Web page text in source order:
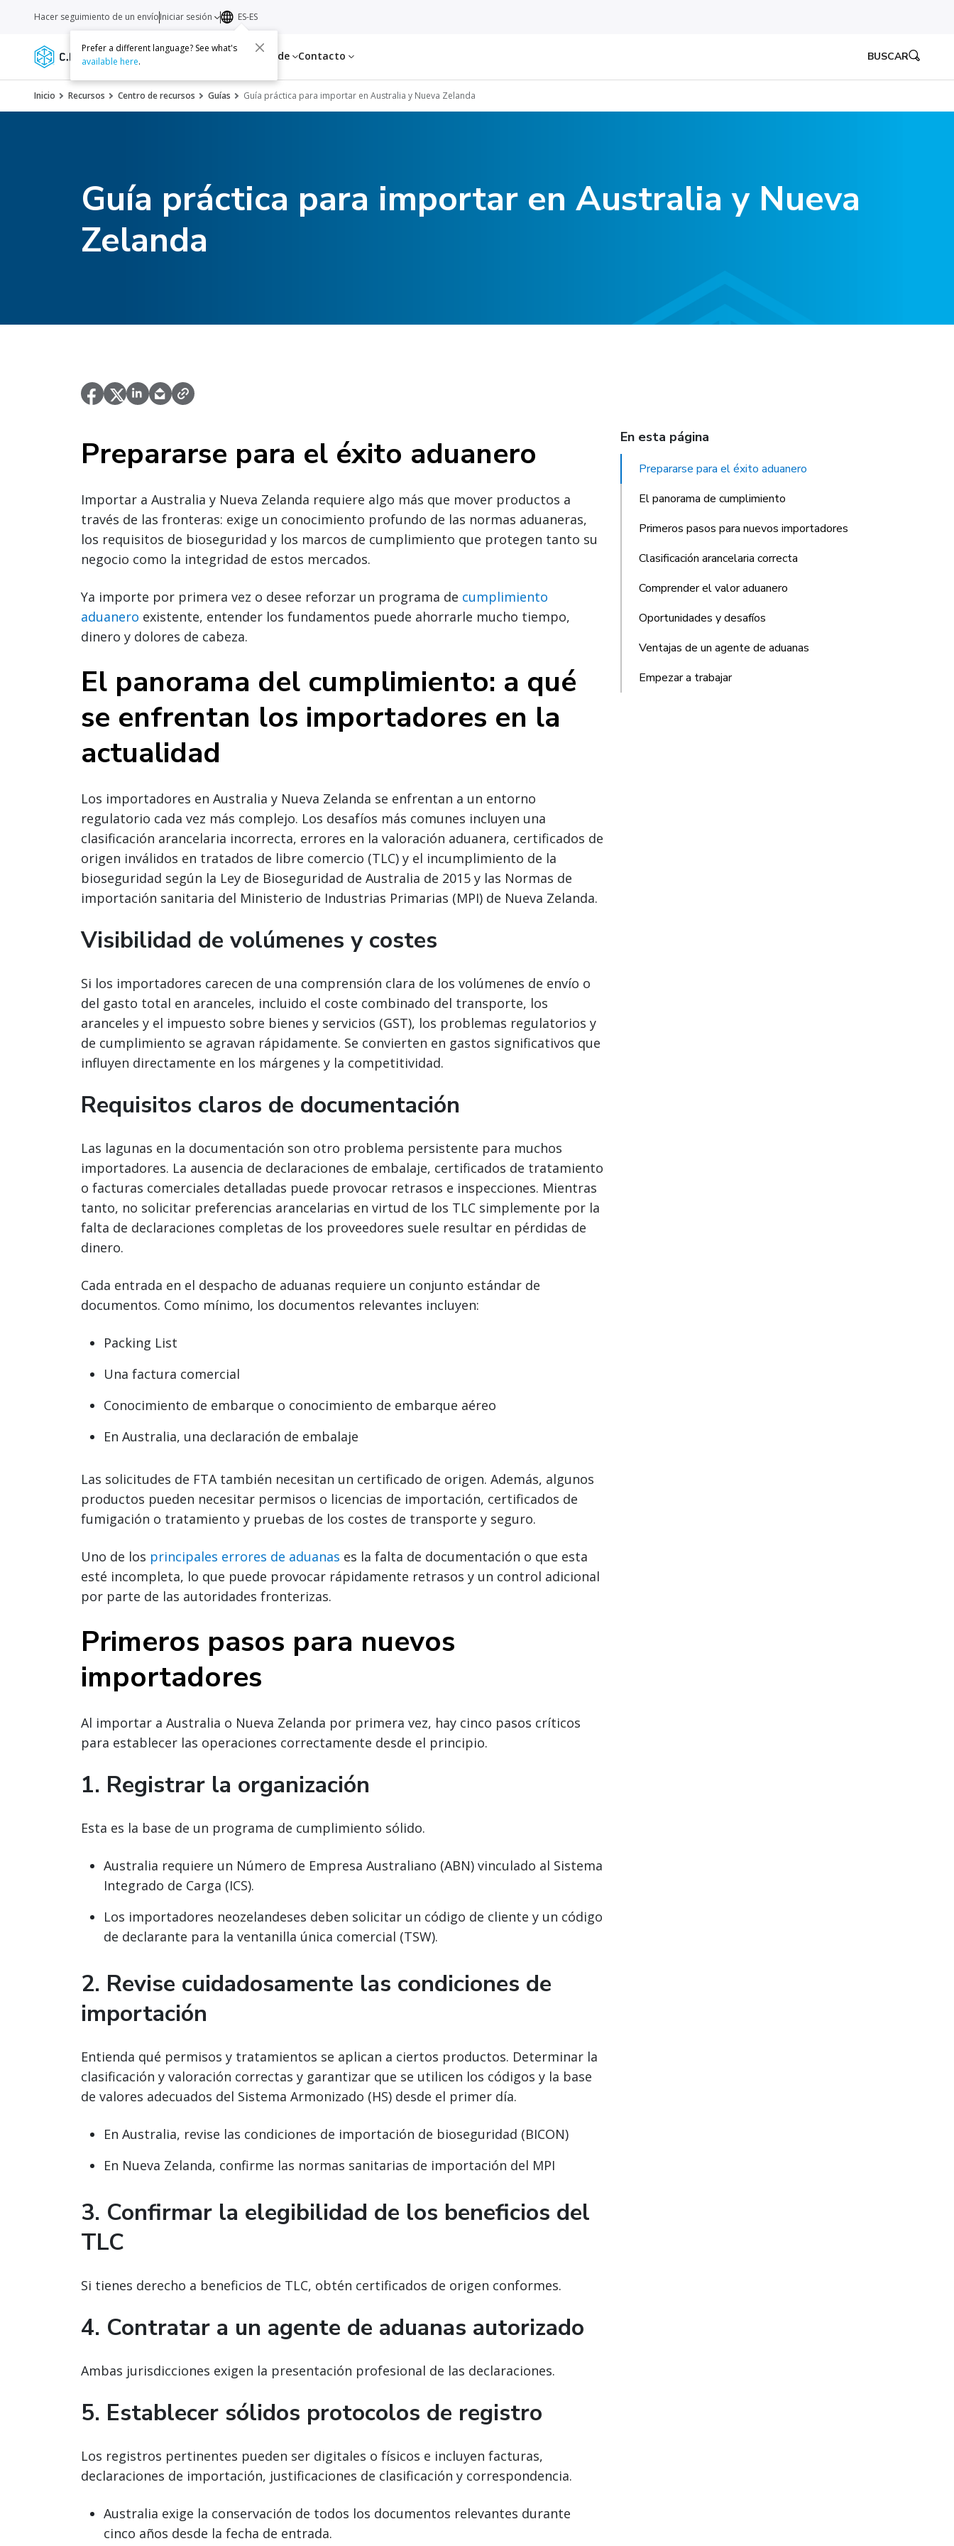
Servicios Recursos Acerca de Contacto
Hacer seguimiento de un envíoIniciar sesión ES-ES
Prefer a different language? See what's
available here. BUSCAR
Inicio Recursos Centro de recursos Guías Guía práctica para importar en Australia y Nueva Zelanda
Guía práctica para importar en Australia y Nueva
Zelanda
Prepararse para el éxito aduanero
Importar a Australia y Nueva Zelanda requiere algo más que mover productos a
través de las fronteras: exige un conocimiento profundo de las normas aduaneras,
los requisitos de bioseguridad y los marcos de cumplimiento que protegen tanto su
negocio como la integridad de estos mercados.
Ya importe por primera vez o desee reforzar un programa de cumplimiento
aduanero existente, entender los fundamentos puede ahorrarle mucho tiempo,
dinero y dolores de cabeza.
El panorama del cumplimiento: a qué
se enfrentan los importadores en la
actualidad
Los importadores en Australia y Nueva Zelanda se enfrentan a un entorno
regulatorio cada vez más complejo. Los desafíos más comunes incluyen una
clasificación arancelaria incorrecta, errores en la valoración aduanera, certificados de
origen inválidos en tratados de libre comercio (TLC) y el incumplimiento de la
bioseguridad según la Ley de Bioseguridad de Australia de 2015 y las Normas de
importación sanitaria del Ministerio de Industrias Primarias (MPI) de Nueva Zelanda.
Visibilidad de volúmenes y costes
Si los importadores carecen de una comprensión clara de los volúmenes de envío o
del gasto total en aranceles, incluido el coste combinado del transporte, los
aranceles y el impuesto sobre bienes y servicios (GST), los problemas regulatorios y
de cumplimiento se agravan rápidamente. Se convierten en gastos significativos que
influyen directamente en los márgenes y la competitividad.
Requisitos claros de documentación
Las lagunas en la documentación son otro problema persistente para muchos
importadores. La ausencia de declaraciones de embalaje, certificados de tratamiento
o facturas comerciales detalladas puede provocar retrasos e inspecciones. Mientras
tanto, no solicitar preferencias arancelarias en virtud de los TLC simplemente por la
falta de declaraciones completas de los proveedores suele resultar en pérdidas de
dinero.
Cada entrada en el despacho de aduanas requiere un conjunto estándar de
documentos. Como mínimo, los documentos relevantes incluyen:
Packing List
Una factura comercial
Conocimiento de embarque o conocimiento de embarque aéreo
En Australia, una declaración de embalaje
Las solicitudes de FTA también necesitan un certificado de origen. Además, algunos
productos pueden necesitar permisos o licencias de importación, certificados de
fumigación o tratamiento y pruebas de los costes de transporte y seguro.
Uno de los principales errores de aduanas es la falta de documentación o que esta
esté incompleta, lo que puede provocar rápidamente retrasos y un control adicional
por parte de las autoridades fronterizas.
Primeros pasos para nuevos
importadores
Al importar a Australia o Nueva Zelanda por primera vez, hay cinco pasos críticos
para establecer las operaciones correctamente desde el principio.
1. Registrar la organización
Esta es la base de un programa de cumplimiento sólido.
Australia requiere un Número de Empresa Australiano (ABN) vinculado al Sistema
Integrado de Carga (ICS).
Los importadores neozelandeses deben solicitar un código de cliente y un código
de declarante para la ventanilla única comercial (TSW).
2. Revise cuidadosamente las condiciones de
importación
Entienda qué permisos y tratamientos se aplican a ciertos productos. Determinar la
clasificación y valoración correctas y garantizar que se utilicen los códigos y la base
de valores adecuados del Sistema Armonizado (HS) desde el primer día.
En Australia, revise las condiciones de importación de bioseguridad (BICON)
En Nueva Zelanda, confirme las normas sanitarias de importación del MPI
3. Confirmar la elegibilidad de los beneficios del
TLC
Si tienes derecho a beneficios de TLC, obtén certificados de origen conformes.
4. Contratar a un agente de aduanas autorizado
Ambas jurisdicciones exigen la presentación profesional de las declaraciones.
5. Establecer sólidos protocolos de registro
Los registros pertinentes pueden ser digitales o físicos e incluyen facturas,
declaraciones de importación, justificaciones de clasificación y correspondencia.
Australia exige la conservación de todos los documentos relevantes durante
cinco años desde la fecha de entrada.
En esta página
Prepararse para el éxito aduanero
El panorama de cumplimiento
Primeros pasos para nuevos importadores
Clasificación arancelaria correcta
Comprender el valor aduanero
Oportunidades y desafíos
Ventajas de un agente de aduanas
Empezar a trabajar